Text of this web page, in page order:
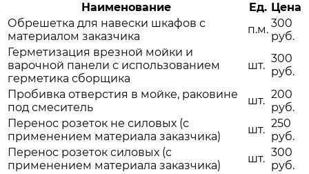
Наименование
Ед. Цена
Обрешетка для навески шкафов с
материалом заказчика
п.м. 300
руб.
Герметизация врезной мойки и
варочной панели с использованием
герметика сборщика
шт.
300
руб.
Пробивка отверстия в мойке, раковине
под смеситель
шт. 200
руб.
Перенос розеток не силовых (с
применением материала заказчика)
шт. 250
руб.
Перенос розеток силовых (с
применением материала заказчика)
шт. 300
руб.